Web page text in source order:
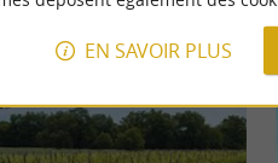
EN SAVOIR PLUS